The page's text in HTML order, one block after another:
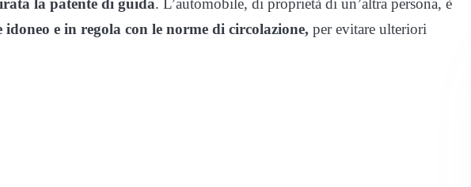
la patente di guida. L’automobile, di proprietà di un’altra persona, è
e in regola con le norme di circolazione, per evitare ulteriori